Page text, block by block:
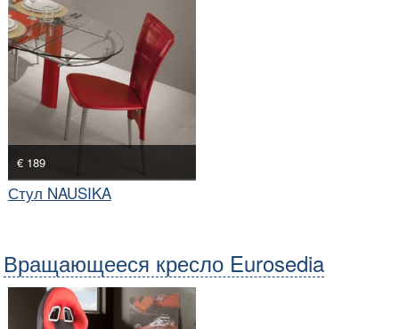
€ 189
Стул NAUSIKA
Вращающееся кресло Eurosedia